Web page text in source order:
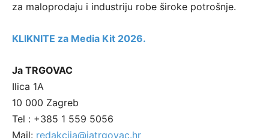
za maloprodaju i industriju robe široke potrošnje.
KLIKNITE za Media Kit 2026.
Ja TRGOVAC
Ilica 1A
10 000 Zagreb
Tel : +385 1 559 5056
Mail: redakcija@jatrgovac.hr